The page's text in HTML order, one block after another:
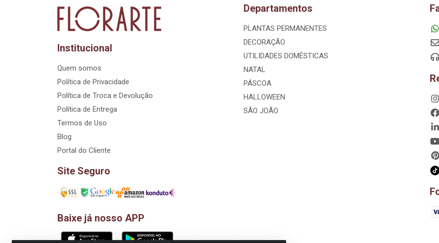
Institucional
Quem somos
Política de Privacidade
Política de Troca e Devolução
Política de Entrega
Termos de Uso
Blog
Portal do Cliente
Site Seguro
Baixe já nosso APP
Departamentos
PLANTAS PERMANENTES
DECORAÇÃO
UTILIDADES DOMÉSTICAS
NATAL
PÁSCOA
HALLOWEEN
SÃO JOÃO